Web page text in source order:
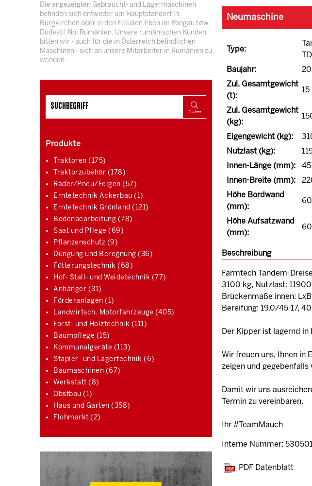
Die angezeigten Gebraucht- und Lagermaschinen
befinden sich entweder am Hauptstandort in
Burgkirchen oder in den Fillialen Eben im Pongau bzw.
Dudestil Noi Rumänien. Unsere rumänischen Kunden
bitten wir - auch für die in Österreich befindlichen
Maschinen - sich an unsere Mitarbeiter in Rumänien zu
wenden.
Produkte
Traktoren (175)
Traktorzubehör (178)
Räder/Pneu/Felgen (57)
Erntetechnik Ackerbau (1)
Erntetechnik Grünland (121)
Bodenbearbeitung (78)
Saat und Pflege (69)
Pflanzenschutz (9)
Düngung und Beregnung (36)
Fütterungstechnik (68)
Hof- Stall- und Weidetechnik (77)
Anhänger (31)
Förderanlagen (1)
Landwirtsch. Motorfahrzeuge (405)
Forst- und Holztechnik (111)
Baumpflege (15)
Kommunalgeräte (113)
Stapler- und Lagertechnik (6)
Baumaschinen (67)
Werkstatt (8)
Obstbau (1)
Haus und Garten (358)
Flohmarkt (2)
Neumaschine
Type:
Baujahr:
Zul. Gesamtgewicht
(t):
15
Zul. Gesamtgewicht
(kg):
Eigengewicht (kg):
Nutzlast (kg):
Innen-Länge (mm):
Innen-Breite (mm):
Höhe Bordwand
(mm):
Höhe Aufsatzwand
(mm):
Beschreibung
Farmtech Tandem-
3100 kg, Nutzlast:
Brückenmaße innen:
Bereifung: 19.0/45-17,
Der Kipper ist lagernd in
Wir freuen uns, Ihnen in
zeigen und gegebenfalls
Damit wir uns
Termin zu vereinbaren.
Ihr #TeamMauch
Interne Nummer:
PDF Datenblatt